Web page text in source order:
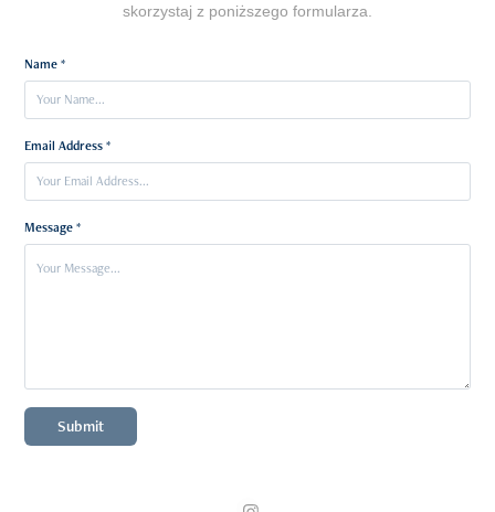
skorzystaj z poniższego formularza.
Name *
Email Address *
Message *
Submit